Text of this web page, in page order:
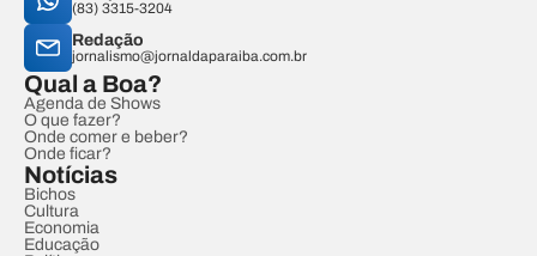
(83) 3315-3204
Redação
jornalismo@jornaldaparaiba.com.br
Qual a Boa?
Agenda de Shows
O que fazer?
Onde comer e beber?
Onde ficar?
Notícias
Bichos
Cultura
Economia
Educação